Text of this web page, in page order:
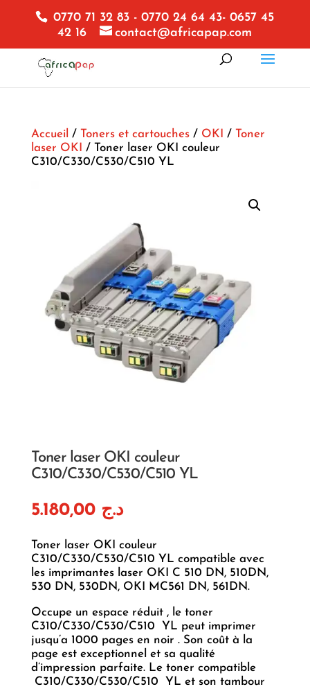
0770 71 32 83 - 0770 24 64 43- 0657 45
42 16
contact@africapap.com
Accueil / Toners et cartouches/ OKI / Toner
laser OKI
/ Toner laser OKI couleur
C310/C330/C530/C510 YL
Toner laser OKI couleur
C310/C330/C530/C510 YL
د.ج 5.180,00
Toner laser OKI couleur
C310/C330/C530/C510 YL compatible avec
les imprimantes laser OKI C 510 DN, 510DN,
530 DN, 530DN, OKI MC561 DN, 561DN.
Occupe un espace réduit , le toner
C310/C330/C530/C510 YL peut imprimer
jusqu’a 1000 pages en noir . Son coût à la
page est exceptionnel et sa qualité
d’impression parfaite. Le toner compatible
C310/C330/C530/C510 YL et son tambour